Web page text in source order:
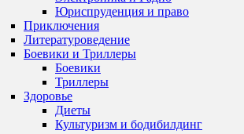
Юриспруденция и право
Приключения
Литературоведение
Боевики и Триллеры
Боевики
Триллеры
Здоровье
Диеты
Культуризм и бодибилдинг